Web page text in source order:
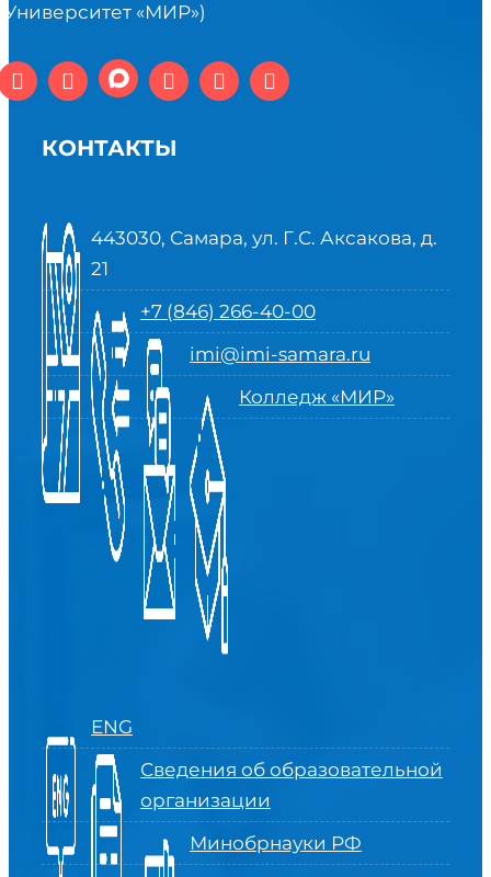
«МИР»)
КОНТАКТЫ
443030, Самара, ул. Г.С. Аксакова, д.
21
+7 (846) 266-40-00
imi@imi-samara.ru
Колледж «МИР»
ENG
Сведения об образовательной
организации
Минобрнауки РФ